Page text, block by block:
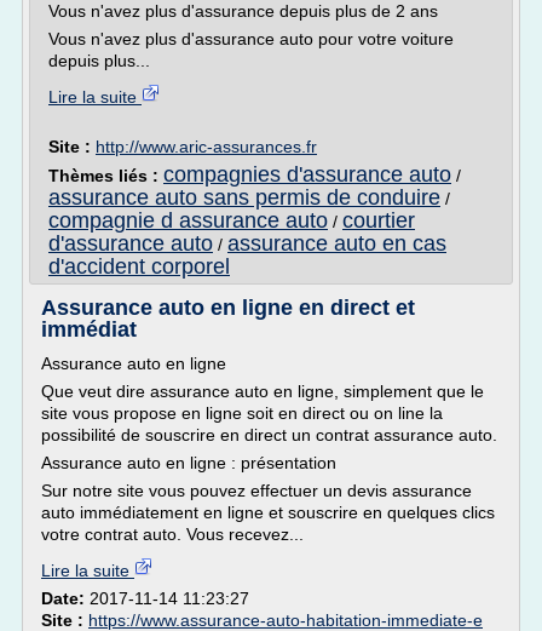
Vous n'avez plus d'assurance depuis plus de 2 ans
Vous n'avez plus d'assurance auto pour votre voiture
depuis plus...
Lire la suite
Site : http://www.aric-assurances.fr
Thèmes liés : compagnies d'assurance auto /
assurance auto sans permis de conduire /
compagnie d assurance auto / courtier
d'assurance auto / assurance auto en cas
d'accident corporel
Assurance auto en ligne en direct et
immédiat
Assurance auto en ligne
Que veut dire assurance auto en ligne, simplement que le
site vous propose en ligne soit en direct ou on line la
possibilité de souscrire en direct un contrat assurance auto.
Assurance auto en ligne : présentation
Sur notre site vous pouvez effectuer un devis assurance
auto immédiatement en ligne et souscrire en quelques clics
votre contrat auto. Vous recevez...
Lire la suite
Date: 2017-11-14 11:23:27
Site : https://www.assurance-auto-habitation-immediate-e